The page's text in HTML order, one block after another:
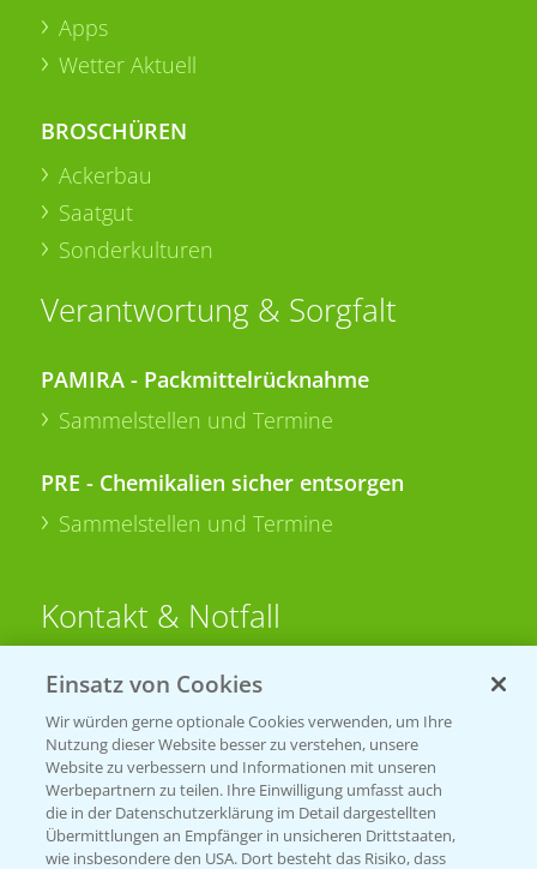
Apps
Wetter Aktuell
BROSCHÜREN
Ackerbau
Saatgut
Sonderkulturen
Verantwortung & Sorgfalt
PAMIRA - Packmittelrücknahme
Sammelstellen und Termine
PRE - Chemikalien sicher entsorgen
Sammelstellen und Termine
Kontakt & Notfall
Beratung auf WhatsApp
T.+49 (0)174 346 564 1
KONTAKT
Hilfe in Notfällen
Einsatz von Cookies
Wir würden gerne optionale Cookies verwenden, um Ihre
Nutzung dieser Website besser zu verstehen, unsere
Website zu verbessern und Informationen mit unseren
Werbepartnern zu teilen. Ihre Einwilligung umfasst auch
die in der Datenschutzerklärung im Detail dargestellten
Übermittlungen an Empfänger in unsicheren Drittstaaten,
wie insbesondere den USA. Dort besteht das Risiko, dass